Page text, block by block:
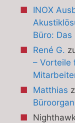
INOX
Büro: Das
René G.
– Vorteile
Matthias